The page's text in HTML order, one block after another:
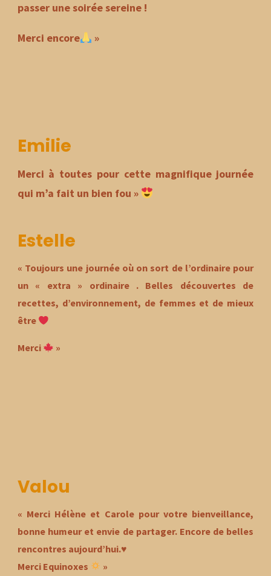
passer une soirée sereine !
Merci encore »
Emilie
Merci à toutes pour cette magnifique journée
qui m’a fait un bien fou »
Estelle
« Toujours une journée où on sort de l’ordinaire pour
un « extra » ordinaire . Belles découvertes de
recettes, d’environnement, de femmes et de mieux
être
Merci »
Valou
« Merci Hélène et Carole pour votre bienveillance,
bonne humeur et envie de partager. Encore de belles
rencontres aujourd’hui.♥️
Merci Equinoxes
»